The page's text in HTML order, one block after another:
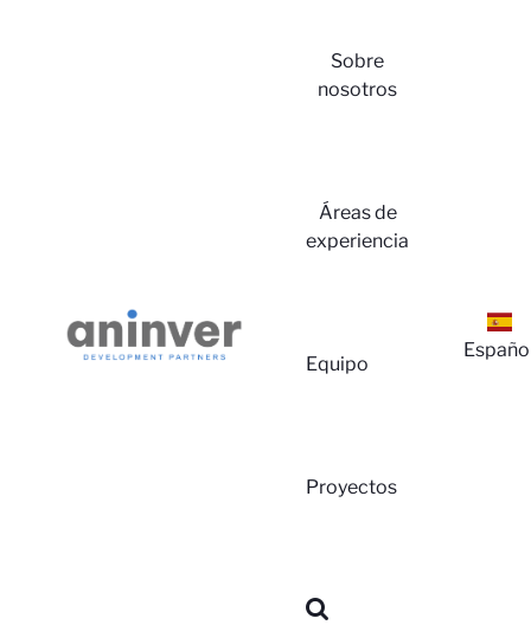
Sobre
nosotros
Áreas de
experiencia
Equipo
Proyectos
Iniciar
Sesión